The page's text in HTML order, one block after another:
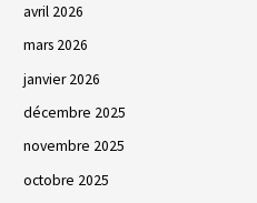
avril 2026
mars 2026
janvier 2026
décembre 2025
novembre 2025
octobre 2025